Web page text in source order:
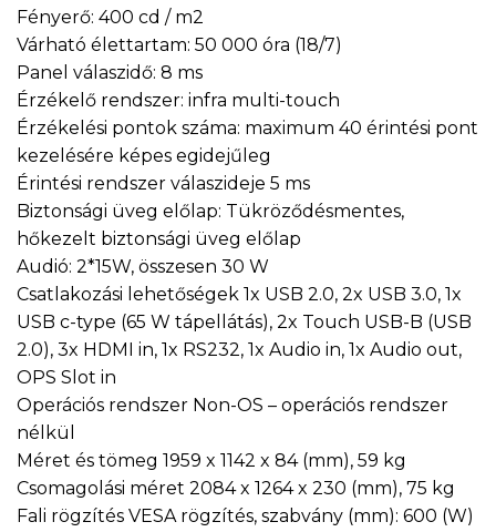
Fényerő: 400 cd / m2
Várható élettartam: 50 000 óra (18/7)
Panel válaszidő: 8 ms
Érzékelő rendszer: infra multi-touch
Érzékelési pontok száma: maximum 40 érintési pont
kezelésére képes egidejűleg
Érintési rendszer válaszideje 5 ms
Biztonsági üveg előlap: Tükröződésmentes,
hőkezelt biztonsági üveg előlap
Audió: 2*15W, összesen 30 W
Csatlakozási lehetőségek 1x USB 2.0, 2x USB 3.0, 1x
USB c-type (65 W tápellátás), 2x Touch USB-B (USB
2.0), 3x HDMI in, 1x RS232, 1x Audio in, 1x Audio out,
OPS Slot in
Operációs rendszer Non-OS – operációs rendszer
nélkül
Méret és tömeg 1959 x 1142 x 84 (mm), 59 kg
Csomagolási méret 2084 x 1264 x 230 (mm), 75 kg
Fali rögzítés VESA rögzítés, szabvány (mm): 600 (W)